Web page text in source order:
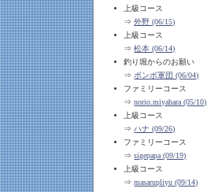
上級コース
⇒外野 (06/15)
上級コース
⇒松本 (06/14)
釣り堀からのお願い
⇒ ボンボ軍団 (06/04)
ファミリーコース
⇒norio.miyahara (05/10)
上級コース
⇒ハナ (09/26)
ファミリーコース
⇒sigepapa (09/19)
上級コース
⇒masarupliyu (09/14)